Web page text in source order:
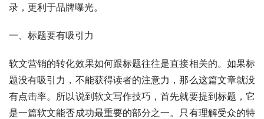
录，更利于品牌曝光。
一、标题要有吸引力
软文营销的转化效果如何跟标题往往是直接相关的。如果标
题没有吸引力，不能获得读者的注意力，那么这篇文章就没
有点击率。所以说到软文写作技巧，首先就要提到标题，它
是一篇软文能否成功最重要的部分之一。只有理解受众的特